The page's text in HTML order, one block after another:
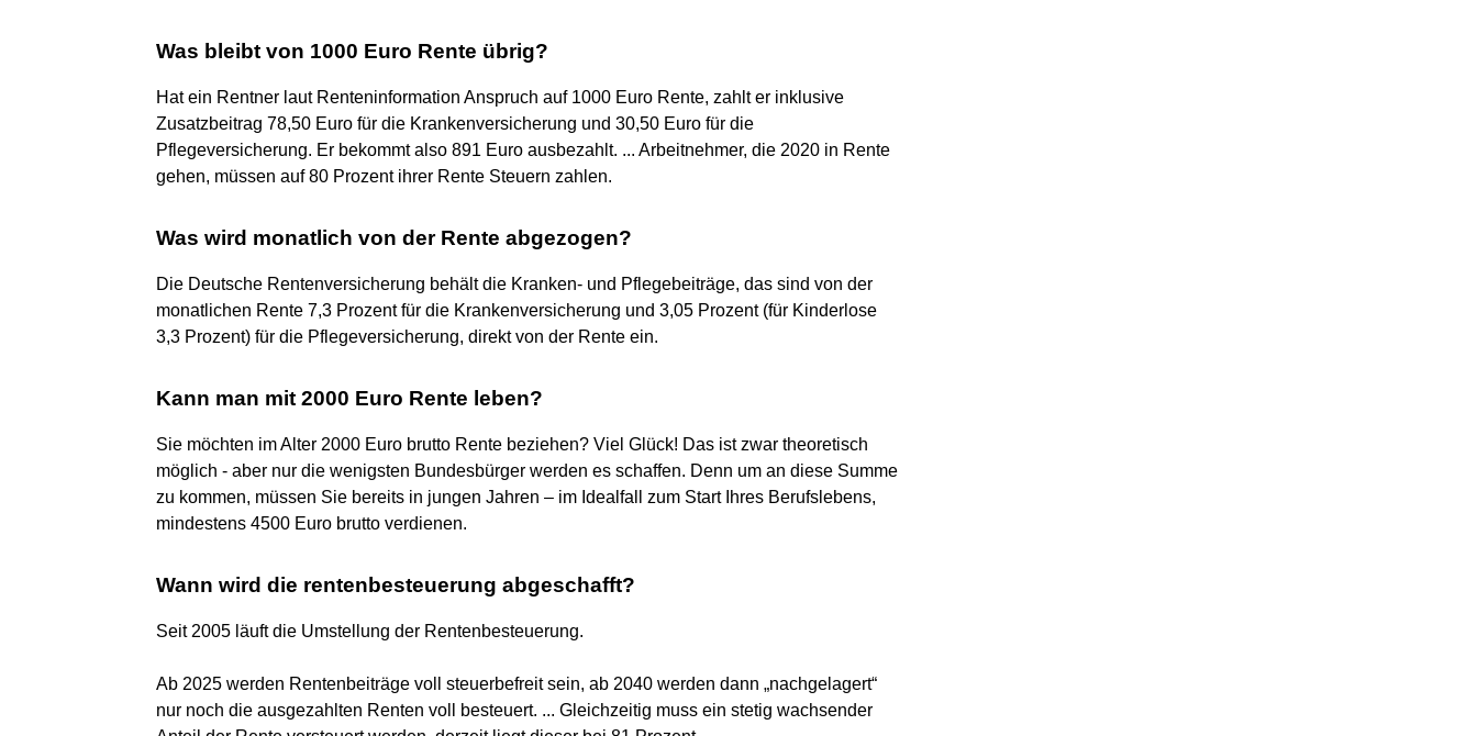
Was bleibt von 1000 Euro Rente übrig?
Hat ein Rentner laut Renteninformation Anspruch auf 1000 Euro Rente, zahlt er inklusive
Zusatzbeitrag 78,50 Euro für die Krankenversicherung und 30,50 Euro für die
Pflegeversicherung. Er bekommt also 891 Euro ausbezahlt. ... Arbeitnehmer, die 2020 in Rente
gehen, müssen auf 80 Prozent ihrer Rente Steuern zahlen.
Was wird monatlich von der Rente abgezogen?
Die Deutsche Rentenversicherung behält die Kranken- und Pflegebeiträge, das sind von der
monatlichen Rente 7,3 Prozent für die Krankenversicherung und 3,05 Prozent (für Kinderlose
3,3 Prozent) für die Pflegeversicherung, direkt von der Rente ein.
Kann man mit 2000 Euro Rente leben?
Sie möchten im Alter 2000 Euro brutto Rente beziehen? Viel Glück! Das ist zwar theoretisch
möglich - aber nur die wenigsten Bundesbürger werden es schaffen. Denn um an diese Summe
zu kommen, müssen Sie bereits in jungen Jahren – im Idealfall zum Start Ihres Berufslebens,
mindestens 4500 Euro brutto verdienen.
Wann wird die rentenbesteuerung abgeschafft?
Seit 2005 läuft die Umstellung der Rentenbesteuerung.
Ab 2025 werden Rentenbeiträge voll steuerbefreit sein, ab 2040 werden dann „nachgelagert“
nur noch die ausgezahlten Renten voll besteuert. ... Gleichzeitig muss ein stetig wachsender